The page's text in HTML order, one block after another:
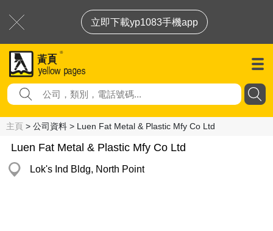
立即下載yp1083手機app
主頁 > 公司資料 > Luen Fat Metal & Plastic Mfy Co Ltd
Luen Fat Metal & Plastic Mfy Co Ltd
Lok's Ind Bldg, North Point